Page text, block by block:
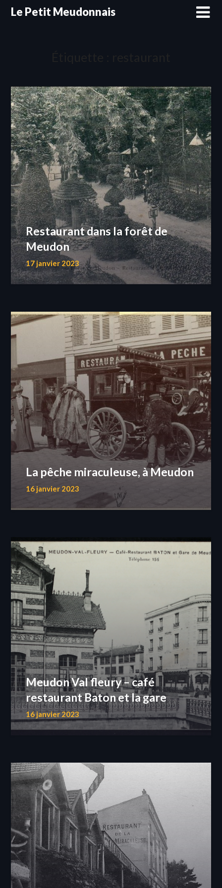
SkipLe Petit Meudonnais
Restaurant dans la forêt de
Meudon
17 janvier 2023
La pêche miraculeuse, à Meudon
16 janvier 2023
Meudon Val fleury – café
restaurant Baton et la gare
16 janvier 2023